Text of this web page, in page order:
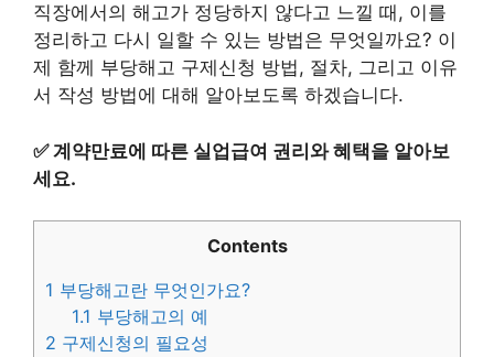
직장에서의 해고가 정당하지 않다고 느낄 때, 이를
정리하고 다시 일할 수 있는 방법은 무엇일까요? 이
제 함께 부당해고 구제신청 방법, 절차, 그리고 이유
서 작성 방법에 대해 알아보도록 하겠습니다.
✅계약만료에 따른 실업급여 권리와 혜택을 알아보
세요.
Contents
1 부당해고란 무엇인가요?
1.1 부당해고의 예
2 구제신청의 필요성